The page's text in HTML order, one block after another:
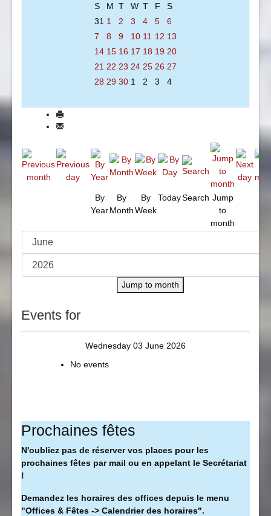
S
M T W T F
S
31 1 2 3 4 5
6
7
8 9 10 11 12 13
14 15 16 17 18 19 20
21 22 23 24 25 26 27
28 29 30 1 2 3 4
By
Year
By
Month
By
Week
TodaySearch Jump
to
month
Jump to month
Events for
Wednesday 03 June 2026
No events
Prochaines fêtes
N'oubliez pas de réserver vos places pour les
prochaines fêtes par mail ou en appelant le Secrétariat
!
Demandez les horaires des offices depuis le menu
"Offices & Fêtes -> Calendrier des horaires".